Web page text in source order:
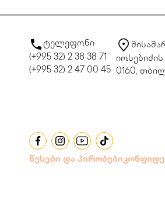
ტელეფონი
(+995 32) 2 38 38 71
(+995 32) 2 47 00 45
0160,
წესები და პირობები